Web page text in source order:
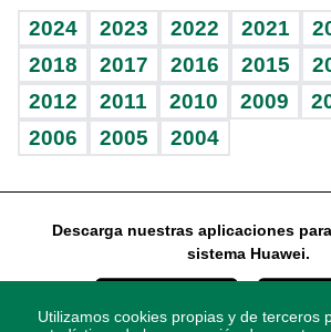
Vida y familia
Eñe
Celebrando la vida
Sin complejos
En pocas palabras
Escuchando al corazón
Economía Personal
Consulta Libre
BRV
TBT Deportivo
Más firmas
Guía del dinero
Horóscopos
2024 2023 2022 2021
2018
2017 2016 2015
2012
2011 2010 2009
2006
2005 2004
Descarga nuestras aplicaciones
sistema Huawei.
Utilizamos cookies propias y de terceros